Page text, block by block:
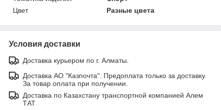
Цвет
Разные цвета
Условия доставки
Доставка курьером по г. Алматы.
Доставка АО "Казпочта". Предоплата только за доставку.
За товар оплата при получении.
Доставка по Казахстану транспортной компанией Алем
ТАТ